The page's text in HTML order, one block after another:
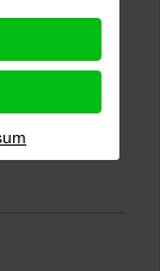
in